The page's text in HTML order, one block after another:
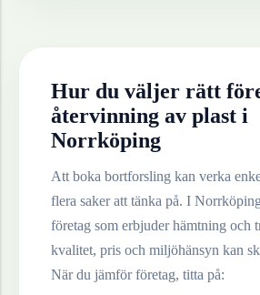
Hur du väljer rätt
återvinning av plast i
Norrköping
Att boka bortforsling kan verka
flera saker att tänka på. I Norrköping
företag som erbjuder hämtning och
kvalitet, pris och miljöhänsyn kan
När du jämför företag, titta på: